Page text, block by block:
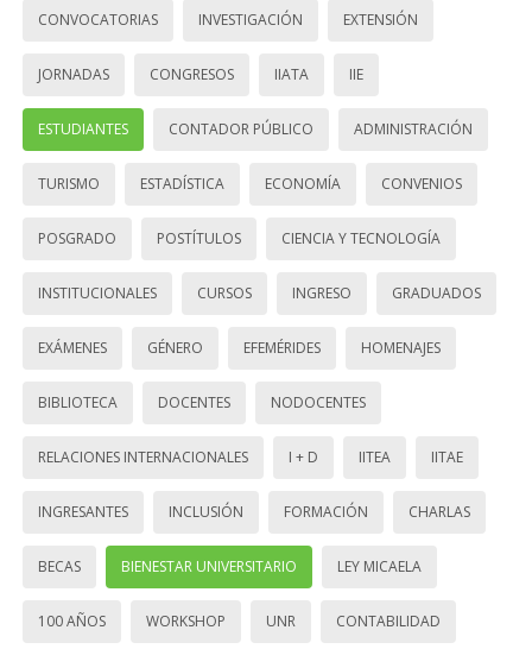
CONVOCATORIAS INVESTIGACIÓN EXTENSIÓN
JORNADAS CONGRESOS IIATA IIE
ESTUDIANTES CONTADOR PÚBLICO ADMINISTRACIÓN
TURISMO ESTADÍSTICA ECONOMÍA CONVENIOS
POSGRADO POSTÍTULOS CIENCIA Y TECNOLOGÍA
INSTITUCIONALES CURSOS INGRESO GRADUADOS
EXÁMENES GÉNERO EFEMÉRIDES HOMENAJES
BIBLIOTECA DOCENTES NODOCENTES
RELACIONES INTERNACIONALES I + D IITEA IITAE
INGRESANTES INCLUSIÓN FORMACIÓN CHARLAS
BECAS BIENESTAR UNIVERSITARIO LEY MICAELA
100 AÑOS WORKSHOP UNR CONTABILIDAD